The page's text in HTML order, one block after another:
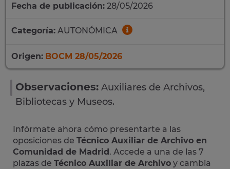
Fecha de publicación: 28/05/2026
Categoría: AUTONÓMICA
Origen: BOCM 28/05/2026
Observaciones: Auxiliares de Archivos,
Bibliotecas y Museos.
Infórmate ahora cómo presentarte a las
oposiciones de Técnico Auxiliar de Archivo en
Comunidad de Madrid. Accede a una de las 7
plazas de Técnico Auxiliar de Archivo y cambia